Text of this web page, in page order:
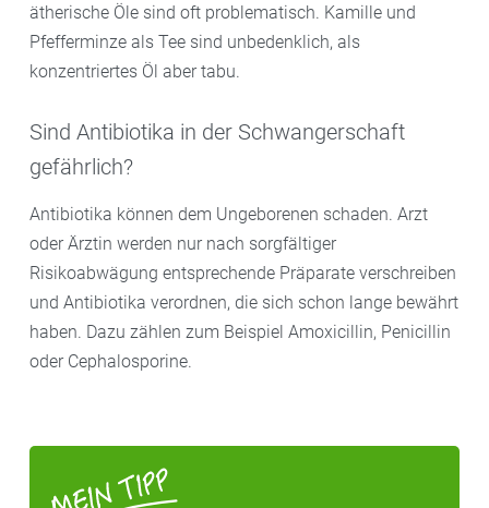
ätherische Öle sind oft problematisch. Kamille und
Pfefferminze als Tee sind unbedenklich, als
konzentriertes Öl aber tabu.
Sind Antibiotika in der Schwangerschaft
gefährlich?
Antibiotika können dem Ungeborenen schaden. Arzt
oder Ärztin werden nur nach sorgfältiger
Risikoabwägung entsprechende Präparate verschreiben
und Antibiotika verordnen, die sich schon lange bewährt
haben. Dazu zählen zum Beispiel Amoxicillin, Penicillin
oder Cephalosporine.